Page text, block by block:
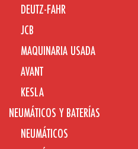
DEUTZ-FAHR
JCB
MAQUINARIA USADA
AVANT
KESLA
NEUMÁTICOS Y BATERÍAS
NEUMÁTICOS